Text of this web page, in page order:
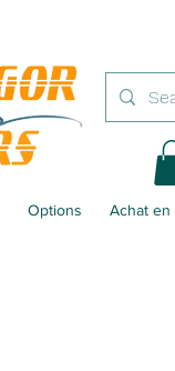
Options Achat en